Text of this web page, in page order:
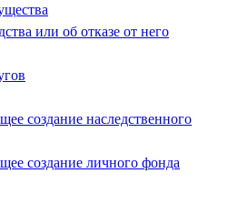
или об отказе от него
создание наследственного
создание личного фонда